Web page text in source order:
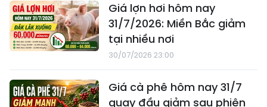
Giá lợn hơi hôm nay
31/7/2026: Miền Bắc giảm
tại nhiều nơi
30/07/2026 23:00
Giá cà phê hôm nay 31/7
quay đầu giảm sau phiên